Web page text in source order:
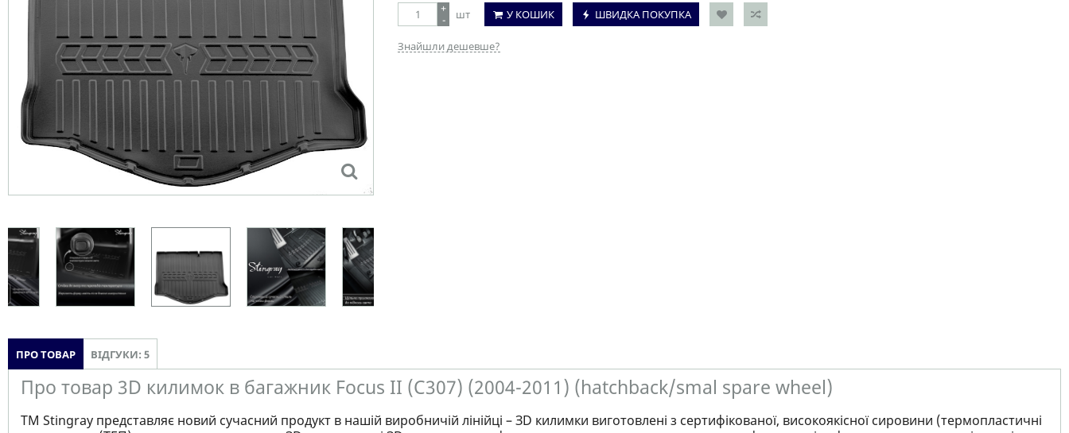
+
-
шт У КОШИК ШВИДКА ПОКУПКА
Знайшли дешевше?
ПРО ТОВАР ВІДГУКИ: 5
Про товар 3D килимок в багажник Focus II (C307) (2004-2011) (hatchback/smal spare wheel)
ТМ Stingray представляє новий сучасний продукт в нашій виробничій лінійці – ЗD килимки виготовлені з сертифікованої, високоякісної сировини (термопластичні